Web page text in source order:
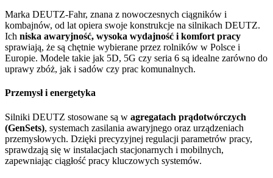
Marka DEUTZ-Fahr, znana z nowoczesnych ciągników i
kombajnów, od lat opiera swoje konstrukcje na silnikach DEUTZ.
Ich niska awaryjność, wysoka wydajność i komfort pracy
sprawiają, że są chętnie wybierane przez rolników w Polsce i
Europie. Modele takie jak 5D, 5G czy seria 6 są idealne zarówno do
uprawy zbóż, jak i sadów czy prac komunalnych.
Przemysł i energetyka
Silniki DEUTZ stosowane są w agregatach prądotwórczych
(GenSets), systemach zasilania awaryjnego oraz urządzeniach
przemysłowych. Dzięki precyzyjnej regulacji parametrów pracy,
sprawdzają się w instalacjach stacjonarnych i mobilnych,
zapewniając ciągłość pracy kluczowych systemów.